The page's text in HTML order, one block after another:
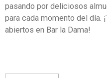
pasando por deliciosos
para cada momento del día.
abiertos en Bar la Dama!